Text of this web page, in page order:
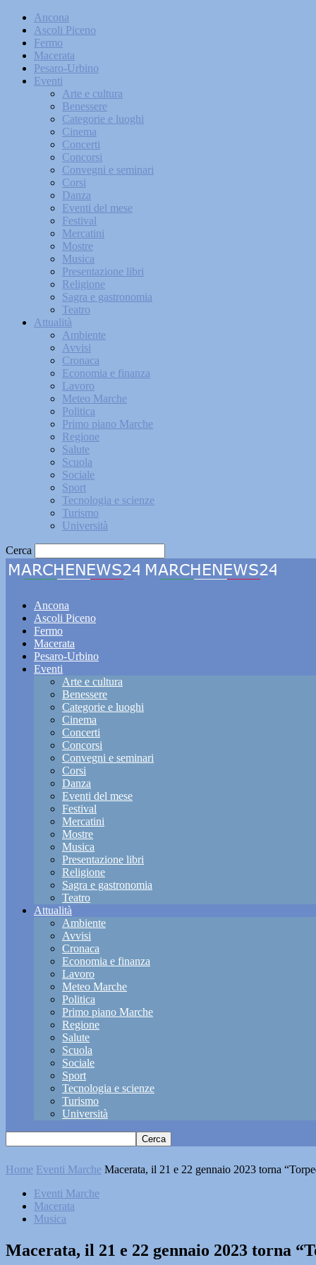
Ancona
Ascoli Piceno
Fermo
Macerata
Pesaro-Urbino
Eventi
Arte e cultura
Benessere
Categorie e luoghi
Cinema
Concerti
Concorsi
Convegni e seminari
Corsi
Danza
Eventi del mese
Festival
Mercatini
Mostre
Musica
Presentazione libri
Religione
Sagra e gastronomia
Teatro
Attualità
Ambiente
Avvisi
Cronaca
Economia e finanza
Lavoro
Meteo Marche
Politica
Primo piano Marche
Regione
Salute
Scuola
Sociale
Sport
Tecnologia e scienze
Turismo
Università
Cerca
Ancona
Ascoli Piceno
Fermo
Macerata
Pesaro-Urbino
Eventi
Arte e cultura
Benessere
Categorie e luoghi
Cinema
Concerti
Concorsi
Convegni e seminari
Corsi
Danza
Eventi del mese
Festival
Mercatini
Mostre
Musica
Presentazione libri
Religione
Sagra e gastronomia
Teatro
Attualità
Ambiente
Avvisi
Cronaca
Economia e finanza
Lavoro
Meteo Marche
Politica
Primo piano Marche
Regione
Salute
Scuola
Sociale
Sport
Tecnologia e scienze
Turismo
Università
Home Eventi Marche Macerata, il 21 e 22 gennaio 2023 torna
Eventi Marche
Macerata
Musica
Macerata, il 21 e 22 gennaio 2023 torna